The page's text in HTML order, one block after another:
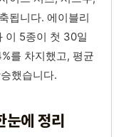
됩니다. 에이블리
이 5종이 첫 30일
를 차지했고, 평균
했습니다.
에 정리